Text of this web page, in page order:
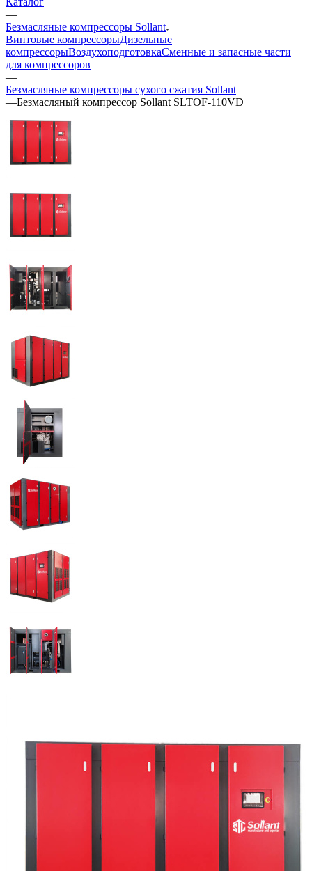
—
Безмасляные компрессоры Sollant
Винтовые компрессорыДизельные
компрессорыВоздухоподготовкаСменные и запасные части
для компрессоров
—
Безмасляные компрессоры сухого сжатия Sollant
—Безмасляный компрессор Sollant SLTOF-110VD